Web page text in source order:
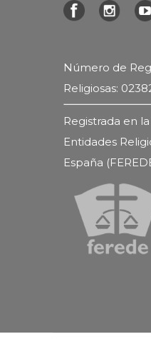
Número de
Religiosas:
Registrada en
Entidades
España